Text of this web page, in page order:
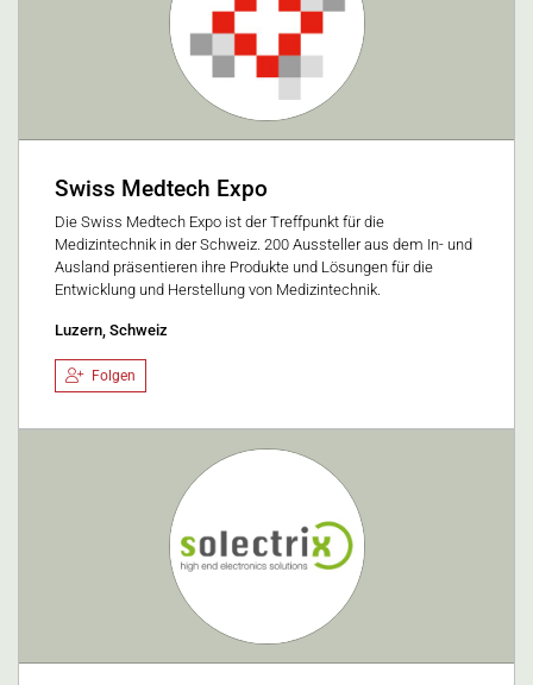
Swiss Medtech Expo
Die Swiss Medtech Expo ist der Treffpunkt für die
Medizintechnik in der Schweiz. 200 Aussteller aus dem In- und
Ausland präsentieren ihre Produkte und Lösungen für die
Entwicklung und Herstellung von Medizintechnik.
Luzern, Schweiz
Folgen